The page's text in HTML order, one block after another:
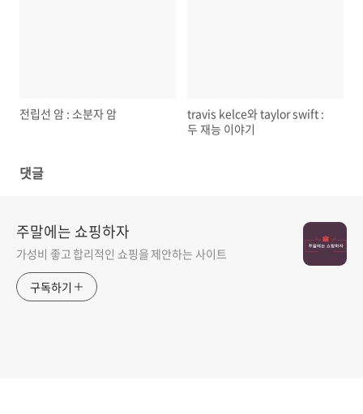
전립선 암 : 소분자 암
travis kelce와 taylor swift :
두 재능 이야기
댓글
주말에는 쇼핑하자
가성비 좋고 합리적인 쇼핑을 제안하는 사이트
구독하기